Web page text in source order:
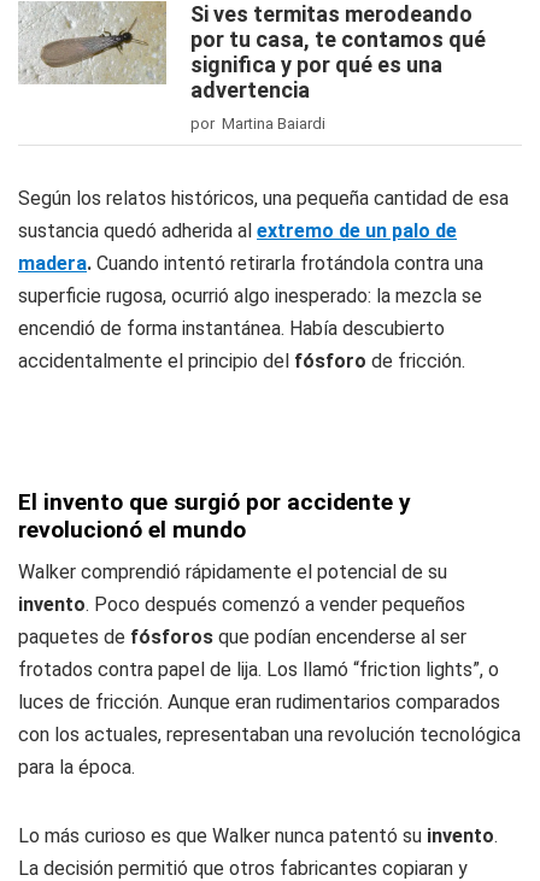
Si ves termitas merodeando
por tu casa, te contamos qué
significa y por qué es una
advertencia
por Martina Baiardi
Según los relatos históricos, una pequeña cantidad de esa
sustancia quedó adherida al extremo de un palo de
madera. Cuando intentó retirarla frotándola contra una
superficie rugosa, ocurrió algo inesperado: la mezcla se
encendió de forma instantánea. Había descubierto
accidentalmente el principio del fósforo de fricción.
El invento que surgió por accidente y
revolucionó el mundo
Walker comprendió rápidamente el potencial de su
invento. Poco después comenzó a vender pequeños
paquetes de fósforos que podían encenderse al ser
frotados contra papel de lija. Los llamó “friction lights”, o
luces de fricción. Aunque eran rudimentarios comparados
con los actuales, representaban una revolución tecnológica
para la época.
Lo más curioso es que Walker nunca patentó su invento.
La decisión permitió que otros fabricantes copiaran y